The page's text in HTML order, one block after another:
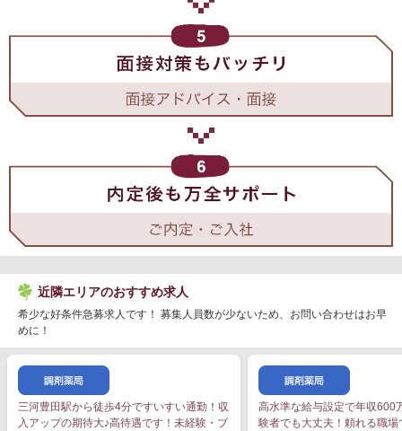
近隣エリアのおすすめ求人
希少な好条件急募求人です！ 募集人員数が少ないため、お問い合わせはお早
めに！
三河豊田駅から徒歩4分ですいすい通勤！収
入アップの期待大♪高待遇です！未経験・ブ
高水準な給与設定で年収600
験者でも大丈夫！頼れる職場